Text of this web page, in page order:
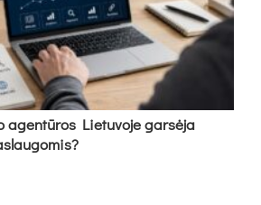
agentūros Lietuvoje garsėja